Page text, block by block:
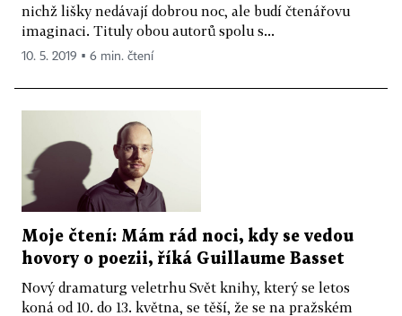
nichž lišky nedávají dobrou noc, ale budí čtenářovu
imaginaci. Tituly obou autorů spolu s...
10. 5. 2019 ▪ 6 min. čtení
Moje čtení: Mám rád noci, kdy se vedou
hovory o poezii, říká Guillaume Basset
Nový dramaturg veletrhu Svět knihy, který se letos
koná od 10. do 13. května, se těší, že se na pražském